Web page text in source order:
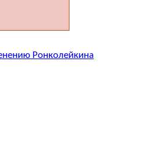
Ронколейкина